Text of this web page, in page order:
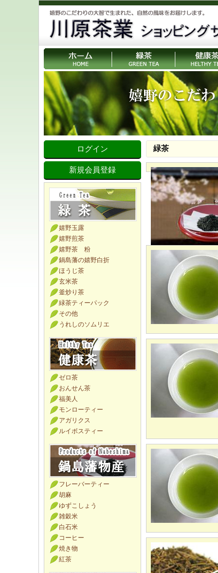
ログイン
新規会員登録
嬉野玉露
嬉野煎茶
嬉野茶 粉
鍋島藩の嬉野白折
ほうじ茶
玄米茶
釜炒り茶
緑茶ティーパック
その他
うれしのソムリエ
ゼロ茶
おんせん茶
福美人
モンローティー
アガリクス
ルイボスティー
フレーバーティー
胡麻
ゆずこしょう
雑穀米
白石米
コーヒー
焼き物
紅茶
緑茶